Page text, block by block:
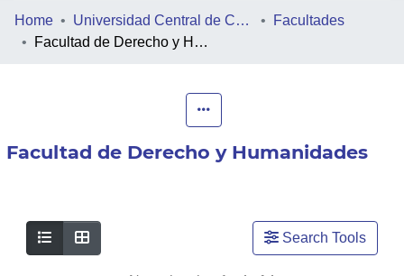
HOME
PROJECTS
FACULTIES
Home Universidad Central de Chile
Facultades
Facultad de Derecho y Humanidades
Facultad de Derecho y Humanidades
Search Tools